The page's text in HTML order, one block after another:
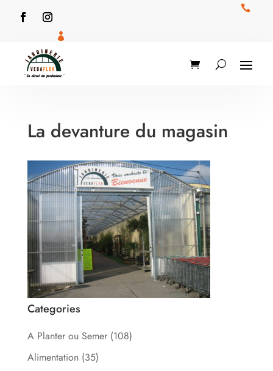


La devanture du magasin
Categories
A Planter ou Semer (108)
Alimentation (35)